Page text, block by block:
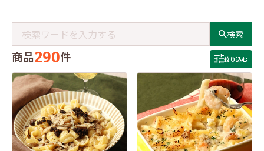
検索
商品290件 絞り込む